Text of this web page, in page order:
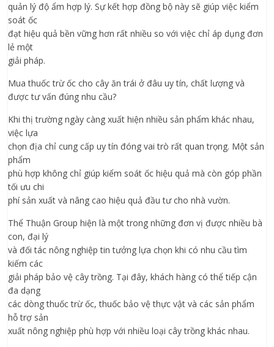
quản lý độ ẩm hợp lý. Sự kết hợp đồng bộ này sẽ giúp việc kiểm
soát ốc
đạt hiệu quả bền vững hơn rất nhiều so với việc chỉ áp dụng đơn
lẻ một
giải pháp.
Mua thuốc trừ ốc cho cây ăn trái ở đâu uy tín, chất lượng và
được tư vấn đúng nhu cầu?
Khi thị trường ngày càng xuất hiện nhiều sản phẩm khác nhau,
việc lựa
chọn địa chỉ cung cấp uy tín đóng vai trò rất quan trọng. Một sản
phẩm
phù hợp không chỉ giúp kiểm soát ốc hiệu quả mà còn góp phần
tối ưu chi
phí sản xuất và nâng cao hiệu quả đầu tư cho nhà vườn.
Thể Thuận Group hiện là một trong những đơn vị được nhiều bà
con, đại lý
và đối tác nông nghiệp tin tưởng lựa chọn khi có nhu cầu tìm
kiếm các
giải pháp bảo vệ cây trồng. Tại đây, khách hàng có thể tiếp cận
đa dạng
các dòng thuốc trừ ốc, thuốc bảo vệ thực vật và các sản phẩm
hỗ trợ sản
xuất nông nghiệp phù hợp với nhiều loại cây trồng khác nhau.